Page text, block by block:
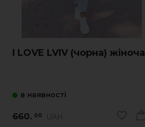
I LOVE LVIV (чорна) жіноча
в наявності
660. 00 UAH